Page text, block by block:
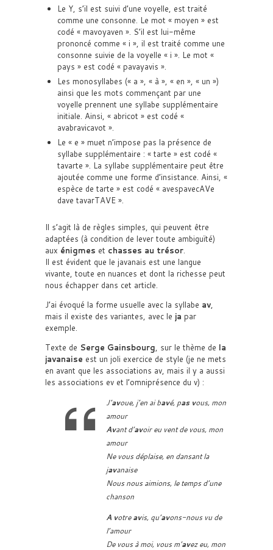
Le Y, s’il est suivi d’une voyelle, est traité
comme une consonne. Le mot « moyen » est
codé « mavoyaven ». S’il est lui-même
prononcé comme « i », il est traité comme une
consonne suivie de la voyelle « i ». Le mot «
pays » est codé « pavayavis ».
Les monosyllabes (« a », « à », « en », « un »)
ainsi que les mots commençant par une
voyelle prennent une syllabe supplémentaire
initiale. Ainsi, « abricot » est codé «
avabravicavot ».
Le « e » muet n’impose pas la présence de
syllabe supplémentaire : « tarte » est codé «
tavarte ». La syllabe supplémentaire peut être
ajoutée comme une forme d’insistance. Ainsi, «
espèce de tarte » est codé « avespavecAVe
dave tavarTAVE ».
Il s’agit là de règles simples, qui peuvent être
adaptées (à condition de lever toute ambiguïté)
aux énigmes et chasses au trésor.
Il est évident que le javanais est une langue
vivante, toute en nuances et dont la richesse peut
nous échapper dans cet article.
J’ai évoqué la forme usuelle avec la syllabe av,
mais il existe des variantes, avec le ja par
exemple.
Texte de Serge Gainsbourg, sur le thème de la
javanaise est un joli exercice de style (je ne mets
en avant que les associations av, mais il y a aussi
les associations ev et l’omniprésence du v) :
J’avoue, j’en ai bavé, pas vous, mon
amour
Avant d’avoir eu vent de vous, mon
amour
Ne vous déplaise, en dansant la
javanaise
Nous nous aimions, le temps d’une
chanson
A votreavis, qu’avons-nous vu de
l’amour
De vous à moi, vous m’avez eu, mon